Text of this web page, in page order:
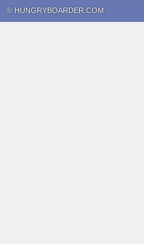
© HUNGRYBOARDER.COM